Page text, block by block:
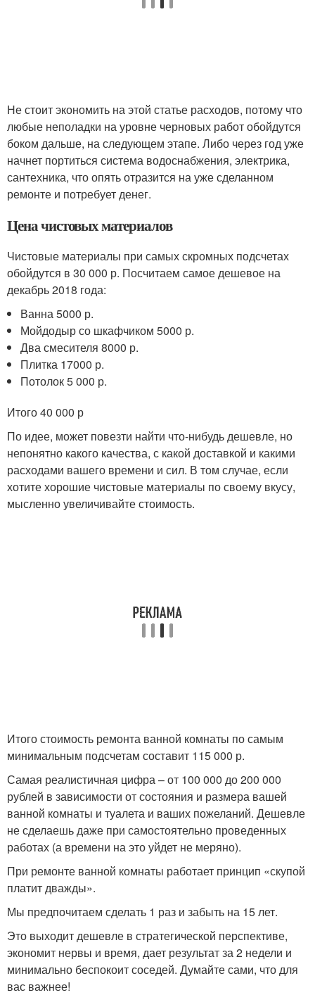
Не стоит экономить на этой статье расходов, потому что
любые неполадки на уровне черновых работ обойдутся
боком дальше, на следующем этапе. Либо через год уже
начнет портиться система водоснабжения, электрика,
сантехника, что опять отразится на уже сделанном
ремонте и потребует денег.
Цена чистовых материалов
Чистовые материалы при самых скромных подсчетах
обойдутся в 30 000 р. Посчитаем самое дешевое на
декабрь 2018 года:
Ванна 5000 р.
Мойдодыр со шкафчиком 5000 р.
Два смесителя 8000 р.
Плитка 17000 р.
Потолок 5 000 р.
Итого 40 000 р
По идее, может повезти найти что-нибудь дешевле, но
непонятно какого качества, с какой доставкой и какими
расходами вашего времени и сил. В том случае, если
хотите хорошие чистовые материалы по своему вкусу,
мысленно увеличивайте стоимость.
Итого стоимость ремонта ванной комнаты по самым
минимальным подсчетам составит 115 000 р.
Самая реалистичная цифра – от 100 000 до 200 000
рублей в зависимости от состояния и размера вашей
ванной комнаты и туалета и ваших пожеланий. Дешевле
не сделаешь даже при самостоятельно проведенных
работах (а времени на это уйдет не меряно).
При ремонте ванной комнаты работает принцип «скупой
платит дважды».
Мы предпочитаем сделать 1 раз и забыть на 15 лет.
Это выходит дешевле в стратегической перспективе,
экономит нервы и время, дает результат за 2 недели и
минимально беспокоит соседей. Думайте сами, что для
вас важнее!